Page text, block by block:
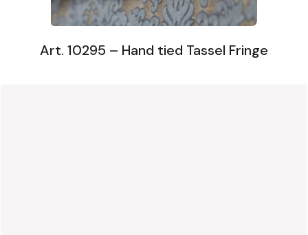
Art. 10295 – Hand tied Tassel Fringe